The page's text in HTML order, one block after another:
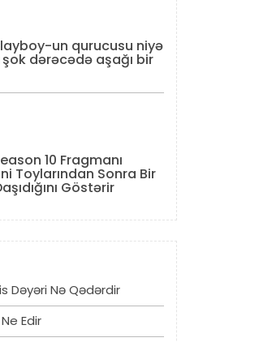
un qurucusu niyə
dərəcədə aşağı bir
10 Fragmanı
Toylarından Sonra Bir
Göstərir
Dəyəri Nə Qədərdir
Edir